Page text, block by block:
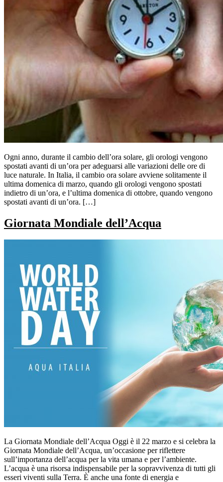
Ogni anno, durante il cambio dell’ora solare, gli orologi vengono
spostati avanti di un’ora per adeguarsi alle variazioni delle ore di
luce naturale. In Italia, il cambio ora solare avviene solitamente il
ultima domenica di marzo, quando gli orologi vengono spostati
indietro di un’ora, e l’ultima domenica di ottobre, quando vengono
spostati avanti di un’ora. […]
Giornata Mondiale dell’Acqua
La Giornata Mondiale dell’Acqua Oggi è il 22 marzo e si celebra la
Giornata Mondiale dell’Acqua, un’occasione per riflettere
sull’importanza dell’acqua per la vita umana e per l’ambiente.
L’acqua è una risorsa indispensabile per la sopravvivenza di tutti gli
esseri viventi sulla Terra. È anche una fonte di energia e